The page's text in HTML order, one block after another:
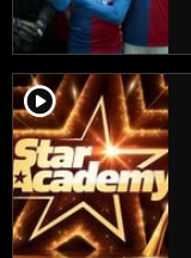
player2